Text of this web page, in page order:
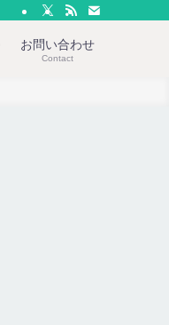
お問い合わせ
Contact